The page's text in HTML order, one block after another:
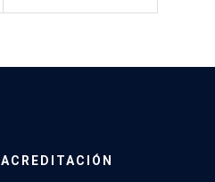
ACREDITACIÓN